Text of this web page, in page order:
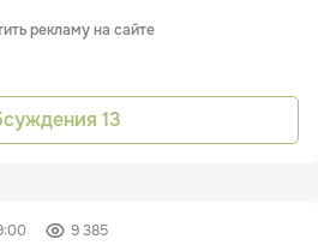
рекламу на сайте
13
9 385